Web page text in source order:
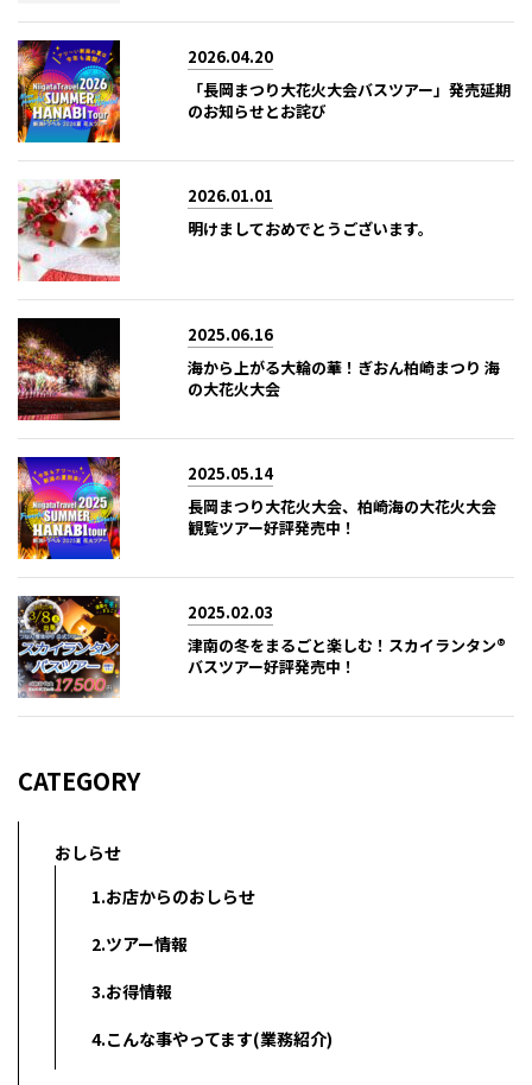
2026.04.20
「長岡まつり大花火大会バスツアー」発売延期
のお知らせとお詫び
2026.01.01
明けましておめでとうございます。
2025.06.16
海から上がる大輪の華！ぎおん柏崎まつり 海
の大花火大会
2025.05.14
長岡まつり大花火大会、柏崎海の大花火大会
観覧ツアー好評発売中！
2025.02.03
津南の冬をまるごと楽しむ！スカイランタン®
バスツアー好評発売中！
CATEGORY
おしらせ
1.お店からのおしらせ
2.ツアー情報
3.お得情報
4.こんな事やってます(業務紹介)